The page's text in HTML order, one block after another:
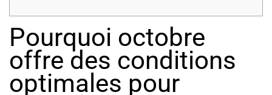
Pourquoi octobre
offre des conditions
optimales pour